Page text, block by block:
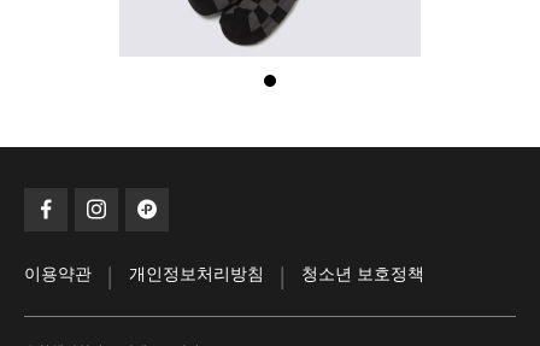
이용약관 | 개인정보처리방침 | 청소년 보호정책